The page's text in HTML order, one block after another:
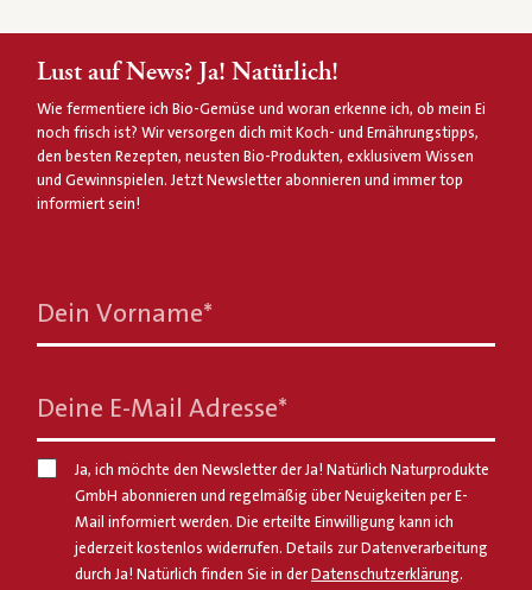
Lust auf News? Ja! Natürlich!
Wie fermentiere ich Bio-Gemüse und woran erkenne ich, ob mein Ei
noch frisch ist? Wir versorgen dich mit Koch- und Ernährungstipps,
den besten Rezepten, neusten Bio-Produkten, exklusivem Wissen
und Gewinnspielen. Jetzt Newsletter abonnieren und immer top
informiert sein!
Dein Vorname*
Deine E-Mail Adresse*
Ja, ich möchte den Newsletter der Ja! Natürlich Naturprodukte
GmbH abonnieren und regelmäßig über Neuigkeiten per E-
Mail informiert werden. Die erteilte Einwilligung kann ich
jederzeit kostenlos widerrufen. Details zur Datenverarbeitung
durch Ja! Natürlich finden Sie in derDatenschutzerklärung.